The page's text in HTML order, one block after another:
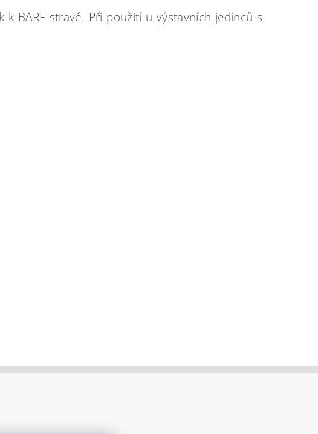
BARF stravě. Při použití u výstavních jedinců s